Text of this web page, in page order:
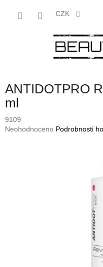
CZK
ANTIDOTPRO
ml
9109
Průměrné
Neohodnoceno Podrobnosti